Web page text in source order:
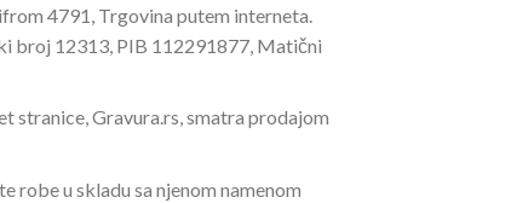
4791, Trgovina putem interneta.
broj 12313, PIB 112291877, Matični
stranice, Gravura.rs, smatra prodajom
robe u skladu sa njenom namenom